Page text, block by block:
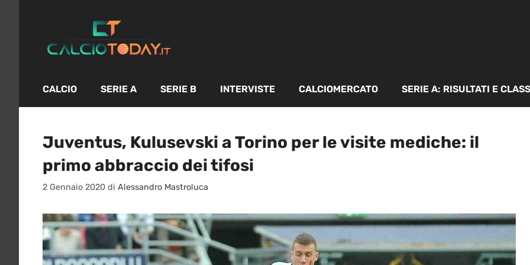
contenuto
CALCIO SERIE A SERIE B INTERVISTE CALCIOMERCATO SERIE A: RISULTATI E
Juventus, Kulusevski a Torino per le visite mediche: il
primo abbraccio dei tifosi
2 Gennaio 2020 di Alessandro Mastroluca